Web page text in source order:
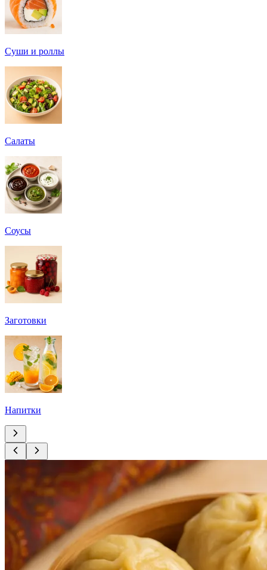
Суши и роллы
Салаты
Соусы
Заготовки
Напитки